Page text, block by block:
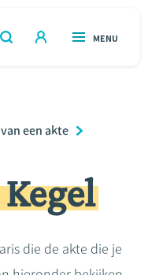
OPEN
ZOEKEN
OPEN
MENU
een akte
die de akte die je